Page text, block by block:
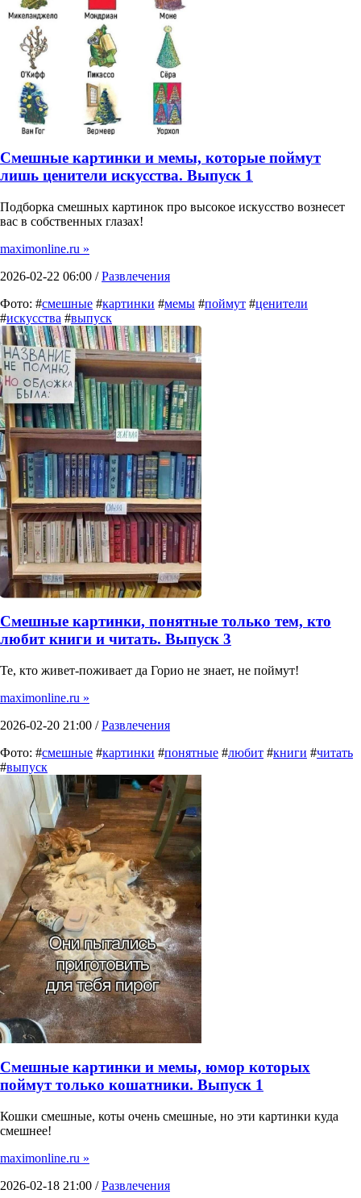
Смешные картинки и мемы, которые поймут
лишь ценители искусства. Выпуск 1
Подборка смешных картинок про высокое искусство вознесет
вас в собственных глазах!
maximonline.ru »
2026-02-22 06:00 /Развлечения
Фото: #смешные #картинки #мемы #поймут #ценители
#искусства #выпуск
Смешные картинки, понятные только тем, кто
любит книги и читать. Выпуск 3
Те, кто живет-поживает да Горио не знает, не поймут!
maximonline.ru »
2026-02-20 21:00 /Развлечения
Фото: #смешные #картинки #понятные #любит #книги #читать
#выпуск
Смешные картинки и мемы, юмор которых
поймут только кошатники. Выпуск 1
Кошки смешные, коты очень смешные, но эти картинки куда
смешнее!
maximonline.ru »
2026-02-18 21:00 /Развлечения